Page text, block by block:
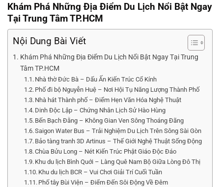
Khám Phá Những Địa Điểm Du Lịch Nổi Bật Ngay
Tại Trung Tâm TP.HCM
Nội Dung Bài Viết
Khám Phá Những Địa Điểm Du Lịch Nổi Bật Ngay Tại Trung
Tâm TP.HCM
Nhà thờ Đức Bà – Dấu Ấn Kiến Trúc Cổ Kính
Phố đi bộ Nguyễn Huệ – Nơi Hội Tụ Năng Lượng Thành Phố
Nhà hát Thành phố – Điểm Hẹn Văn Hóa Nghệ Thuật
Dinh Độc Lập – Chứng Nhân Lịch Sử Hào Hùng
Bến Bạch Đằng – Không Gian Ven Sông Thoáng Đãng
Saigon Water Bus – Trải Nghiệm Du Lịch Trên Sông Sài Gòn
Bảo tàng tranh 3D Artinus – Thế Giới Nghệ Thuật Sống Động
Chùa Bửu Long – Nét Kiến Trúc Phật Giáo Độc Đáo
Khu du lịch Bình Quới – Làng Quê Nam Bộ Giữa Lòng Đô Thị
Khu du lịch BCR – Vui Chơi Giải Trí Cuối Tuần
Phố tây Bùi Viện – Điểm Đến Sôi Động Về Đêm